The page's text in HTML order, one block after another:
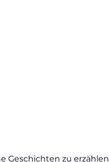
Geschichten zu